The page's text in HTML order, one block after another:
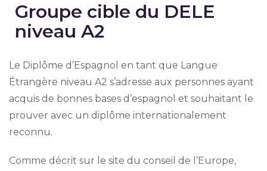
Groupe cible du DELE
niveau A2
Le Diplôme d’Espagnol en tant que Langue
Étrangère niveau A2 s’adresse aux personnes ayant
acquis de bonnes bases d’espagnol et souhaitant le
prouver avec un diplôme internationalement
reconnu.
Comme décrit sur le site du conseil de l’Europe,